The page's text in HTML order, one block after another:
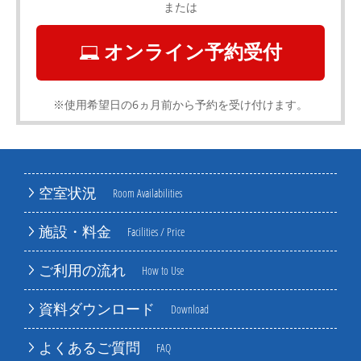
空室状況 Room Availabilities
施設・料金 Facilities / Price
ご利用の流れ How to Use
資料ダウンロード Download
よくあるご質問 FAQ
または
オンライン予約受付
※使用希望日の6ヵ月前から予約を受け付けます。